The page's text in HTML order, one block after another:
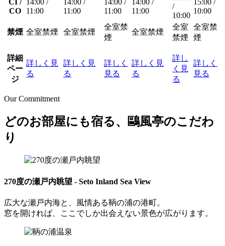
CO
11:00
11:00
11:00
11:00
/
10:00
10:00
禁煙 全室禁煙 全室禁煙
全室禁
煙
全室禁煙
全室
禁煙
全室禁
煙
詳細
ペー
ジ
詳しく見
る
詳しく見
る
詳しく
見る
詳しく見
る
詳し
く見
る
詳しく
見る
Our Commitment
どのお部屋にも宿る、鷗風亭のこだわ
り
270度の瀬戸内眺望 - Seto Inland Sea View
広大な瀬戸内海と、風情ある鞆の浦の港町。
窓を開ければ、ここでしか出会えない景色が広がります。